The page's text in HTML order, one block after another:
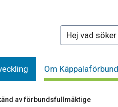
Sök på denna
Om
av förbundsfullmäktige